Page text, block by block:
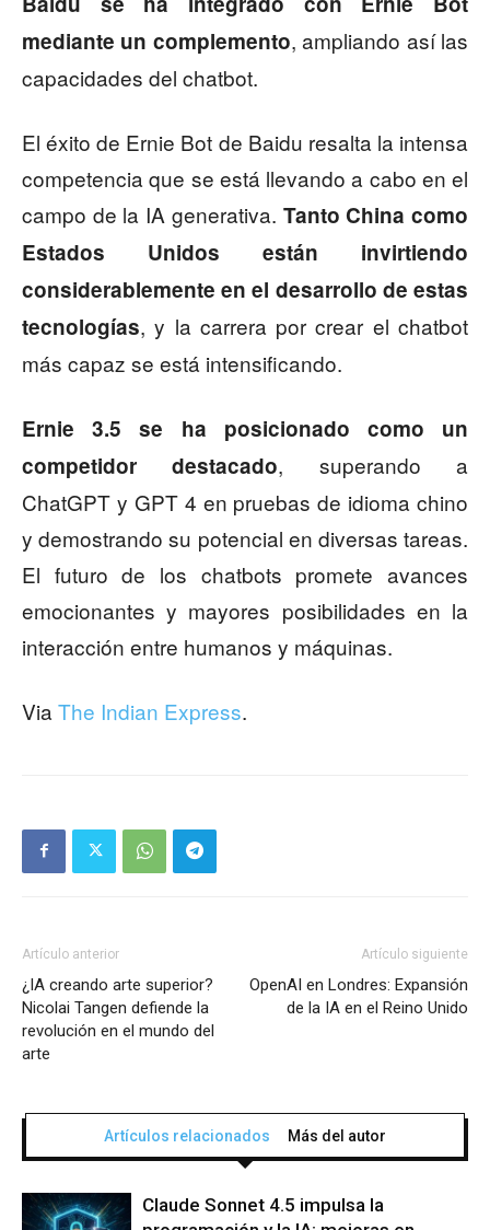
mediante un complemento, ampliando así las
capacidades del chatbot.
El éxito de Ernie Bot de Baidu resalta la intensa
competencia que se está llevando a cabo en el
campo de la IA generativa. Tanto China como
Estados Unidos están invirtiendo
considerablemente en el desarrollo de estas
tecnologías, y la carrera por crear el chatbot
más capaz se está intensificando.
Ernie 3.5 se ha posicionado como un
competidor destacado, superando a
ChatGPT y GPT 4 en pruebas de idioma chino
y demostrando su potencial en diversas tareas.
El futuro de los chatbots promete avances
emocionantes y mayores posibilidades en la
interacción entre humanos y máquinas.
Via The Indian Express.
Artículo anterior
¿IA creando arte superior?
Nicolai Tangen defiende la
revolución en el mundo del
arte
Artículo siguiente
OpenAI en Londres: Expansión
de la IA en el Reino Unido
Artículos relacionados Más del autor
Claude Sonnet 4.5 impulsa la